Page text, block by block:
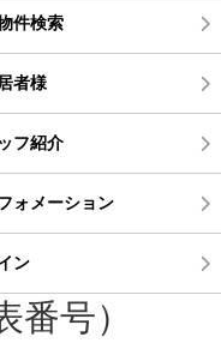
件検索
者様
フ紹介
ォメーション
ン
号）